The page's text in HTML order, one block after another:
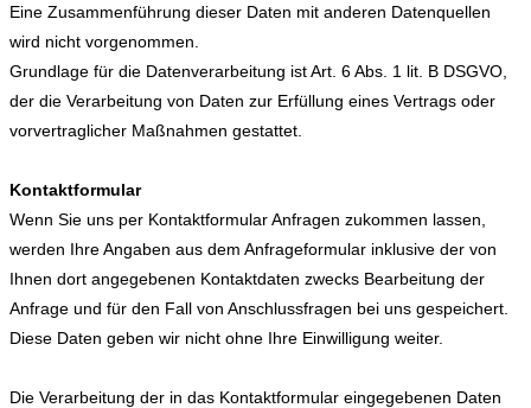
Eine Zusammenführung dieser Daten mit anderen Datenquellen
wird nicht vorgenommen.
Grundlage für die Datenverarbeitung ist Art. 6 Abs. 1 lit. B DSGVO,
der die Verarbeitung von Daten zur Erfüllung eines Vertrags oder
vorvertraglicher Maßnahmen gestattet.
Kontaktformular
Wenn Sie uns per Kontaktformular Anfragen zukommen lassen,
werden Ihre Angaben aus dem Anfrageformular inklusive der von
Ihnen dort angegebenen Kontaktdaten zwecks Bearbeitung der
Anfrage und für den Fall von Anschlussfragen bei uns gespeichert.
Diese Daten geben wir nicht ohne Ihre Einwilligung weiter.
Die Verarbeitung der in das Kontaktformular eingegebenen Daten